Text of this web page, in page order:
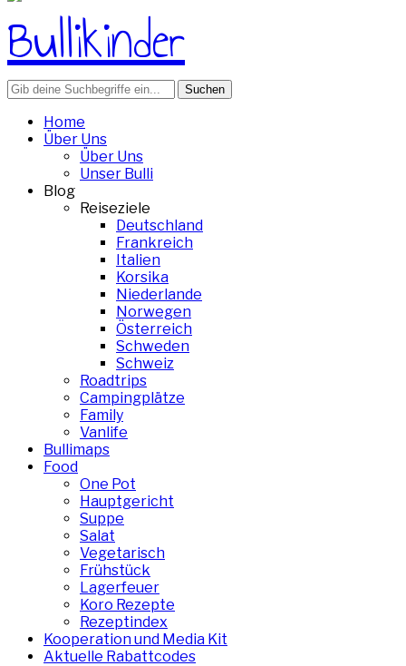
Search
for:
Home
Über Uns
Über Uns
Unser Bulli
Blog
Reiseziele
Deutschland
Frankreich
Italien
Korsika
Niederlande
Norwegen
Österreich
Schweden
Schweiz
Roadtrips
Campingplätze
Family
Vanlife
Bullimaps
Food
One Pot
Hauptgericht
Suppe
Salat
Vegetarisch
Frühstück
Lagerfeuer
Koro Rezepte
Rezeptindex
Kooperation und Media Kit
Aktuelle Rabattcodes